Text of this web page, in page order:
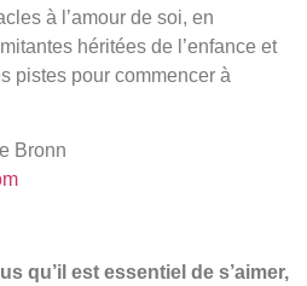
à l’amour de soi, en
héritées de l’enfance et
pistes pour commencer à
Bronn
qu’il est essentiel de s’aimer,